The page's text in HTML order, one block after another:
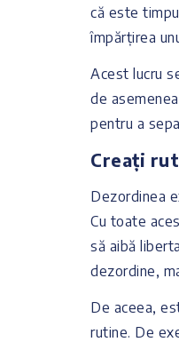
că este
împărțirea
Acest lucru
de
pentru a
Creați
Dezordinea
Cu toate
să aibă
dezordine,
De aceea,
rutine. De